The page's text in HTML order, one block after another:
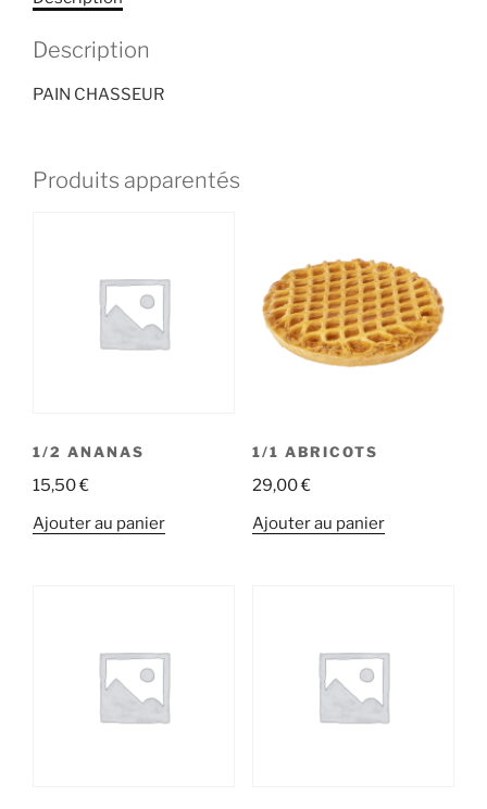
Description
PAIN CHASSEUR
Produits apparentés
1/2 ANANAS
15,50€
Ajouter au panier
1/1 ABRICOTS
29,00€
Ajouter au panier